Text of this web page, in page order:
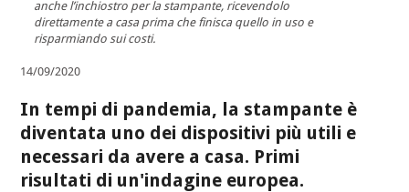
anche l’inchiostro per la stampante, ricevendolo
direttamente a casa prima che finisca quello in uso e
risparmiando sui costi.
14/09/2020
In tempi di pandemia, la stampante è
diventata uno dei dispositivi più utili e
necessari da avere a casa. Primi
risultati di un'indagine europea.